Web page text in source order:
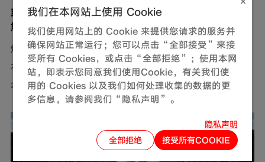
联塑燃气用不锈钢波纹软管，完善家装定制化管道
解决方案
燃气，作为现代生活中不可或缺的能源，满足了我们对热
水、美食以及舒适生活环境的追求。然而，燃气使用的安
全问题同样需要关注。联塑围绕家装场景打造定制化管道
解决方案，推出燃气用不锈钢波纹软管，依托过硬产品品
质保障家庭用气流畅稳定，为住户营造安心居家环境。
2026-08-01
我们在本网站上使用 Cookie
我们使用网站上的 Cookie 来提供您请求的服务并
确保网站正常运行；您可以点击“全部接受”来接
受所有 Cookies，或点击“全部拒绝”；使用本网
站，即表示您同意我们使用Cookie，有关我们使
用的 Cookies 以及我们如何处理收集的数据的更
多信息，请参阅我们“隐私声明”。
隐私声明
全部拒绝
接受所有COOKIE